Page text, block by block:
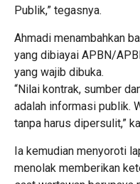
Publik,” tegasnya.
Ahmadi menambahkan
yang dibiayai APBN/
yang wajib dibuka.
“Nilai kontrak, sumber
adalah informasi publik.
tanpa harus dipersulit,”
Ia kemudian menyoroti
menolak memberikan